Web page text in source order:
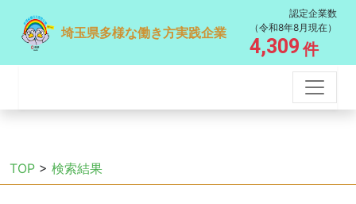
埼玉県多様な働き方実践企業
認定企業数
（令和8年8月現在）
4,309 件
TOP > 検索結果